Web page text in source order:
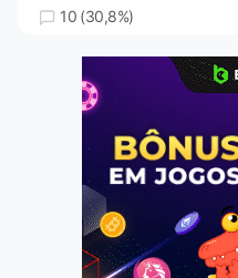
10 (30,8%)